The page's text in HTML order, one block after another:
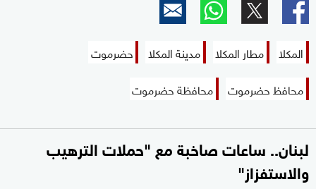
المكلا مطار المكلا مدينة المكلا
حضرموت
محافظ حضرموت
محافظة حضرموت
لبنان.. ساعات صاخبة مع "حملات الترهيب
والاستفزاز"